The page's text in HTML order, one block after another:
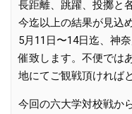
長距離、跳躍、投擲と
今迄以上の結果が見込
5月11日〜14日迄、神
催致します。不便では
地にてご観戦頂ければ
今回の六大学対校戦か